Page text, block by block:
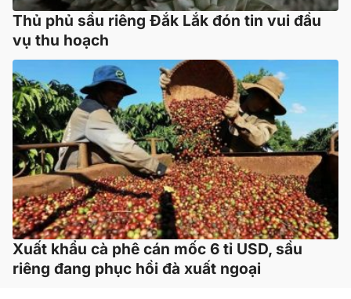
Thủ phủ sầu riêng Đắk Lắk đón tin vui đầu
vụ thu hoạch
Xuất khẩu cà phê cán mốc 6 tỉ USD, sầu
riêng đang phục hồi đà xuất ngoại